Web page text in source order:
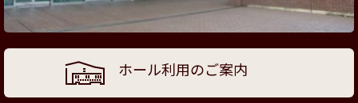
ホール利用のご案内